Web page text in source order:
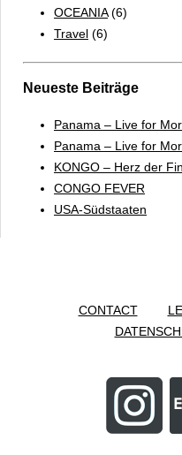
OCEANIA(6)
Travel (6)
Neueste Beiträge
Panama – Live for
Panama – Live for
KONGO – Herz der
CONGO FEVER
USA-Südstaaten
CONTACT